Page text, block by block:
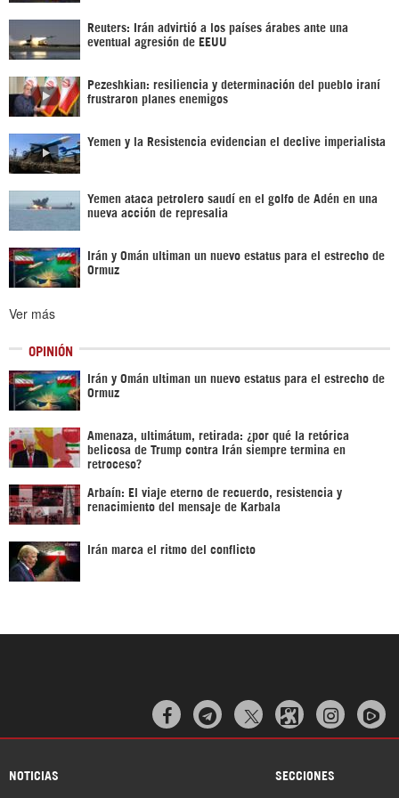
Reuters: Irán advirtió a los países árabes ante una
eventual agresión de EEUU
Pezeshkian: resiliencia y determinación del pueblo iraní
frustraron planes enemigos
Yemen y la Resistencia evidencian el declive imperialista
Yemen ataca petrolero saudí en el golfo de Adén en una
nueva acción de represalia
Irán y Omán ultiman un nuevo estatus para el estrecho de
Ormuz
Ver más
OPINIÓN
Irán y Omán ultiman un nuevo estatus para el estrecho de
Ormuz
Amenaza, ultimátum, retirada: ¿por qué la retórica
belicosa de Trump contra Irán siempre termina en
retroceso?
Arbaín: El viaje eterno de recuerdo, resistencia y
renacimiento del mensaje de Karbala
Irán marca el ritmo del conflicto
  
NOTICIAS SECCIONES